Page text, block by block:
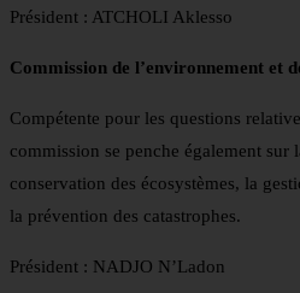
Président : ATCHOLI Aklesso
Commission de l’environnement et
Compétente pour les questions
commission se penche également
conservation des écosystèmes, la
la prévention des catastrophes.
Président : NADJO N’Ladon